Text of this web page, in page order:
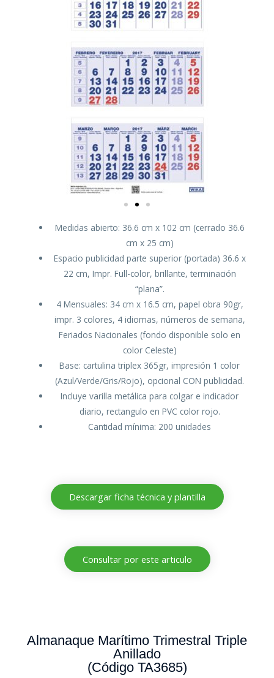
Medidas abierto: 36.6 cm x 102 cm (cerrado 36.6
cm x 25 cm)
Espacio publicidad parte superior (portada) 36.6 x
22 cm, Impr. Full-color, brillante, terminación
“plana”.
4 Mensuales: 34 cm x 16.5 cm, papel obra 90gr,
impr. 3 colores, 4 idiomas, números de semana,
Feriados Nacionales (fondo disponible solo en
color Celeste)
Base: cartulina triplex 365gr, impresión 1 color
(Azul/Verde/Gris/Rojo), opcional CON publicidad.
Incluye varilla metálica para colgar e indicador
diario, rectangulo en PVC color rojo.
Cantidad mínima: 200 unidades
Descargar ficha técnica y plantilla
Consultar por este articulo
Almanaque Marítimo Trimestral Triple
Anillado
(Código TA3685)